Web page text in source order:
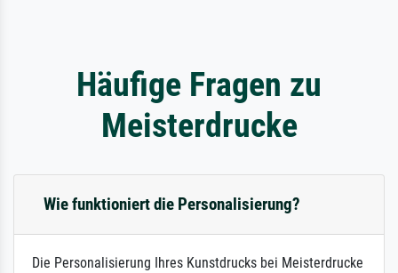
Häufige Fragen zu
Meisterdrucke
Wie funktioniert die Personalisierung?
Die Personalisierung Ihres Kunstdrucks bei Meisterdrucke